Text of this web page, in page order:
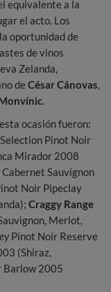
equivalente a la
el acto. Los
oportunidad de
de vinos
Zelanda,
de César Cánovas,
.
ocasión fueron:
Pinot Noir
Mirador 2008
Cabernet Sauvignon
Noir Pipeclay
Craggy Range
Merlot,
Pinot Noir Reserve
(Shiraz,
Barlow 2005